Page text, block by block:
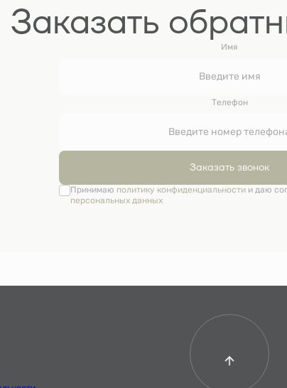
Заказать
Имя
Телефон
Заказать звонок
Принимаю политику конфиденциальностии даю
персональных данных